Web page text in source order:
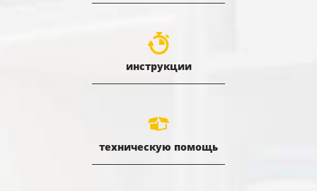
инструкции
техническую помощь